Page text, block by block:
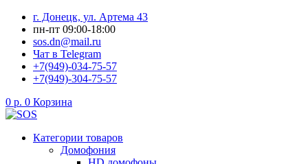
Перейти
содержимому
г. Донецк, ул. Артема 43
пн-пт 09:00-18:00
sos.dn@mail.ru
Чат в Telegram
+7(949)-034-75-57
+7(949)-304-75-57
0 р. 0 Корзина
Категории товаров
Домофония